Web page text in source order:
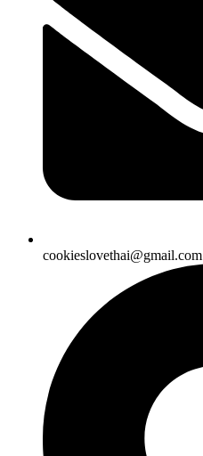
cookieslovethai@gmail.com